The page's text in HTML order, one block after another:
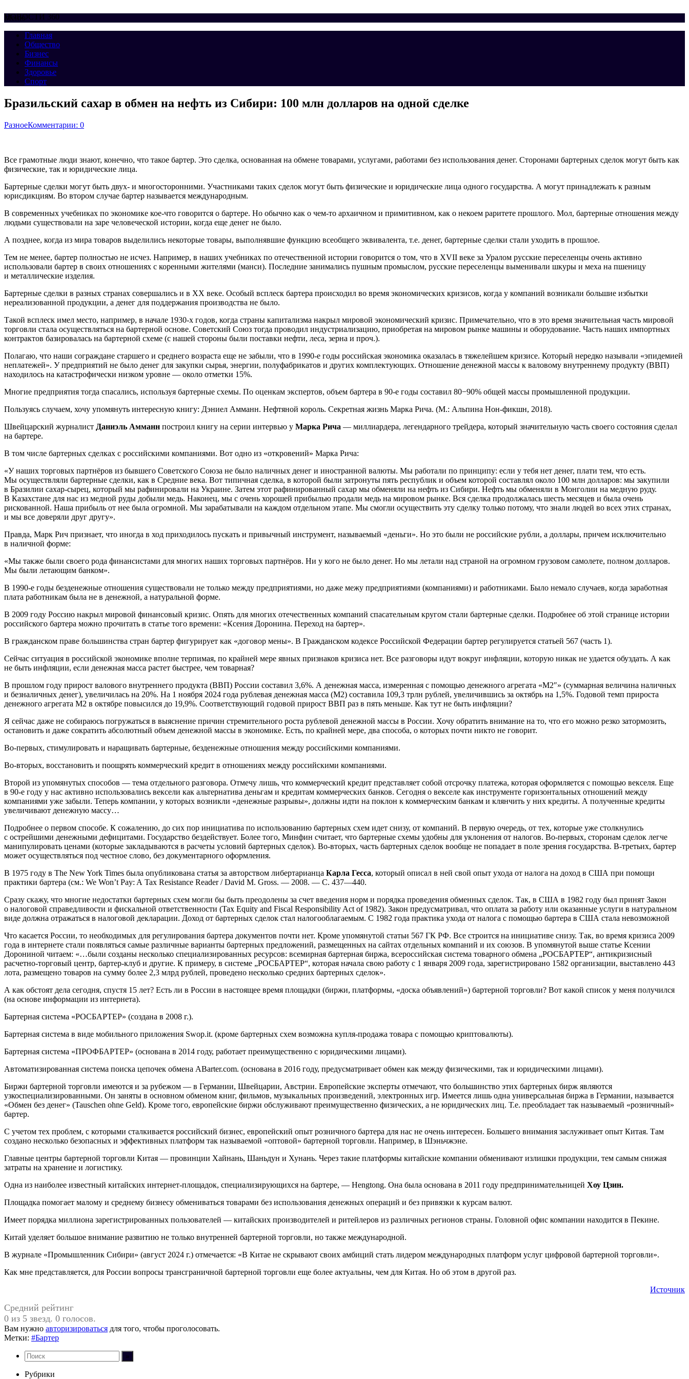
НОВОСТИ 360
Меню
Главная
Общество
Бизнес
Финансы
Здоровье
Спорт
Бразильский сахар в обмен на нефть из Сибири: 100 млн долларов на одной сделке
РазноеКомментарии: 0
Все грамотные люди знают, конечно, что такое бартер. Это сделка, основанная на обмене товарами, услугами, работами без использования денег. Сторонами бартерных сделок могут быть как
физические, так и юридические лица.
Бартерные сделки могут быть двух- и многосторонними. Участниками таких сделок могут быть физические и юридические лица одного государства. А могут принадлежать к разным
юрисдикциям. Во втором случае бартер называется международным.
В современных учебниках по экономике кое-что говорится о бартере. Но обычно как о чем-то архаичном и примитивном, как о некоем раритете прошлого. Мол, бартерные отношения между
людьми существовали на заре человеческой истории, когда еще денег не было.
А позднее, когда из мира товаров выделились некоторые товары, выполнявшие функцию всеобщего эквивалента, т.е. денег, бартерные сделки стали уходить в прошлое.
Тем не менее, бартер полностью не исчез. Например, в наших учебниках по отечественной истории говорится о том, что в XVII веке за Уралом русские переселенцы очень активно
использовали бартер в своих отношениях с коренными жителями (манси). Последние занимались пушным промыслом, русские переселенцы выменивали шкуры и меха на пшеницу
и металлические изделия.
Бартерные сделки в разных странах совершались и в ХХ веке. Особый всплеск бартера происходил во время экономических кризисов, когда у компаний возникали большие избытки
нереализованной продукции, а денег для поддержания производства не было.
Такой всплеск имел место, например, в начале 1930-х годов, когда страны капитализма накрыл мировой экономический кризис. Примечательно, что в это время значительная часть мировой
торговли стала осуществляться на бартерной основе. Советский Союз тогда проводил индустриализацию, приобретая на мировом рынке машины и оборудование. Часть наших импортных
контрактов базировалась на бартерной схеме (с нашей стороны были поставки нефти, леса, зерна и проч.).
Полагаю, что наши сограждане старшего и среднего возраста еще не забыли, что в 1990-е годы российская экономика оказалась в тяжелейшем кризисе. Который нередко называли «эпидемией
неплатежей». У предприятий не было денег для закупки сырья, энергии, полуфабрикатов и других комплектующих. Отношение денежной массы к валовому внутреннему продукту (ВВП)
находилось на катастрофически низком уровне — около отметки 15%.
Многие предприятия тогда спасались, используя бартерные схемы. По оценкам экспертов, объем бартера в 90-е годы составил 80−90% общей массы промышленной продукции.
Пользуясь случаем, хочу упомянуть интересную книгу: Дэниел Амманн. Нефтяной король. Секретная жизнь Марка Рича. (М.: Альпина Нон-фикшн, 2018).
Швейцарский журналист Даниэль Амманн построил книгу на серии интервью у Марка Рича — миллиардера, легендарного трейдера, который значительную часть своего состояния сделал
на бартере.
В том числе бартерных сделках с российскими компаниями. Вот одно из «откровений» Марка Рича:
«У наших торговых партнёров из бывшего Советского Союза не было наличных денег и иностранной валюты. Мы работали по принципу: если у тебя нет денег, плати тем, что есть.
Мы осуществляли бартерные сделки, как в Средние века. Вот типичная сделка, в которой были затронуты пять республик и объем которой составлял около 100 млн долларов: мы закупили
в Бразилии сахар-сырец, который мы рафинировали на Украине. Затем этот рафинированный сахар мы обменяли на нефть из Сибири. Нефть мы обменяли в Монголии на медную руду.
В Казахстане для нас из медной руды добыли медь. Наконец, мы с очень хорошей прибылью продали медь на мировом рынке. Вся сделка продолжалась шесть месяцев и была очень
рискованной. Наша прибыль от нее была огромной. Мы зарабатывали на каждом отдельном этапе. Мы смогли осуществить эту сделку только потому, что знали людей во всех этих странах,
и мы все доверяли друг другу».
Правда, Марк Рич признает, что иногда в ход приходилось пускать и привычный инструмент, называемый «деньги». Но это были не российские рубли, а доллары, причем исключительно
в наличной форме:
«Мы также были своего рода финансистами для многих наших торговых партнёров. Ни у кого не было денег. Но мы летали над страной на огромном грузовом самолете, полном долларов.
Мы были летающим банком».
В 1990-е годы безденежные отношения существовали не только между предприятиями, но даже межу предприятиями (компаниями) и работниками. Было немало случаев, когда заработная
плата работникам была не в денежной, а натуральной форме.
В 2009 году Россию накрыл мировой финансовый кризис. Опять для многих отечественных компаний спасательным кругом стали бартерные сделки. Подробнее об этой странице истории
российского бартера можно прочитать в статье того времени: «Ксения Доронина. Переход на бартер».
В гражданском праве большинства стран бартер фигурирует как «договор мены». В Гражданском кодексе Российской Федерации бартер регулируется статьей 567 (часть 1).
Сейчас ситуация в российской экономике вполне терпимая, по крайней мере явных признаков кризиса нет. Все разговоры идут вокруг инфляции, которую никак не удается обуздать. А как
не быть инфляции, если денежная масса растет быстрее, чем товарная?
В прошлом году прирост валового внутреннего продукта (ВВП) России составил 3,6%. А денежная масса, измеренная с помощью денежного агрегата «М2″» (суммарная величина наличных
и безналичных денег), увеличилась на 20%. На 1 ноября 2024 года рублевая денежная масса (М2) составила 109,3 трлн рублей, увеличившись за октябрь на 1,5%. Годовой темп прироста
денежного агрегата M2 в октябре повысился до 19,9%. Соответствующий годовой прирост ВВП раз в пять меньше. Как тут не быть инфляции?
Я сейчас даже не собираюсь погружаться в выяснение причин стремительного роста рублевой денежной массы в России. Хочу обратить внимание на то, что его можно резко затормозить,
остановить и даже сократить абсолютный объем денежной массы в экономике. Есть, по крайней мере, два способа, о которых почти никто не говорит.
Во-первых, стимулировать и наращивать бартерные, безденежные отношения между российскими компаниями.
Во-вторых, восстановить и поощрять коммерческий кредит в отношениях между российскими компаниями.
Второй из упомянутых способов — тема отдельного разговора. Отмечу лишь, что коммерческий кредит представляет собой отсрочку платежа, которая оформляется с помощью векселя. Еще
в 90-е году у нас активно использовались вексели как альтернатива деньгам и кредитам коммерческих банков. Сегодня о векселе как инструменте горизонтальных отношений между
компаниями уже забыли. Теперь компании, у которых возникли «денежные разрывы», должны идти на поклон к коммерческим банкам и клянчить у них кредиты. А полученные кредиты
увеличивают денежную массу…
Подробнее о первом способе. К сожалению, до сих пор инициатива по использованию бартерных схем идет снизу, от компаний. В первую очередь, от тех, которые уже столкнулись
с острейшими денежными дефицитами. Государство бездействует. Более того, Минфин считает, что бартерные схемы удобны для уклонения от налогов. Во-первых, сторонам сделок легче
манипулировать ценами (которые закладываются в расчеты условий бартерных сделок). Во-вторых, часть бартерных сделок вообще не попадает в поле зрения государства. В-третьих, бартер
может осуществляться под честное слово, без документарного оформления.
В 1975 году в The New York Times была опубликована статья за авторством либертарианца Карла Гесса, который описал в ней свой опыт ухода от налога на доход в США при помощи
практики бартера (см.: We Won’t Pay: A Tax Resistance Reader / David M. Gross. — 2008. — С. 437—440.
Сразу скажу, что многие недостатки бартерных схем могли бы быть преодолены за счет введения норм и порядка проведения обменных сделок. Так, в США в 1982 году был принят Закон
о налоговой справедливости и фискальной ответственности (Tax Equity and Fiscal Responsibility Act of 1982). Закон предусматривал, что оплата за работу или оказанные услуги в натуральном
виде должна отражаться в налоговой декларации. Доход от бартерных сделок стал налогооблагаемым. С 1982 года практика ухода от налога с помощью бартера в США стала невозможной
Что касается России, то необходимых для регулирования бартера документов почти нет. Кроме упомянутой статьи 567 ГК РФ. Все строится на инициативе снизу. Так, во время кризиса 2009
года в интернете стали появляться самые различные варианты бартерных предложений, размещенных на сайтах отдельных компаний и их союзов. В упомянутой выше статье Ксении
Дорониной читаем: «…были созданы несколько специализированных ресурсов: всемирная бартерная биржа, всероссийская система товарного обмена „РОСБАРТЕР“, антикризисный
расчетно-торговый центр, бартер-клуб и другие. К примеру, в системе „РОСБАРТЕР“, которая начала свою работу с 1 января 2009 года, зарегистрировано 1582 организации, выставлено 443
лота, размещено товаров на сумму более 2,3 млрд рублей, проведено несколько средних бартерных сделок».
А как обстоят дела сегодня, спустя 15 лет? Есть ли в России в настоящее время площадки (биржи, платформы, «доска объявлений») бартерной торговли? Вот какой список у меня получился
(на основе информации из интернета).
Бартерная система «РОСБАРТЕР» (создана в 2008 г.).
Бартерная система в виде мобильного приложения Swop.it. (кроме бартерных схем возможна купля-продажа товара с помощью криптовалюты).
Бартерная система «ПРОФБАРТЕР» (основана в 2014 году, работает преимущественно с юридическими лицами).
Автоматизированная система поиска цепочек обмена ABarter.com. (основана в 2016 году, предусматривает обмен как между физическими, так и юридическими лицами).
Биржи бартерной торговли имеются и за рубежом — в Германии, Швейцарии, Австрии. Европейские эксперты отмечают, что большинство этих бартерных бирж являются
узкоспециализированными. Он заняты в основном обменом книг, фильмов, музыкальных произведений, электронных игр. Имеется лишь одна универсальная биржа в Германии, называется
«Обмен без денег» (Tauschen ohne Geld). Кроме того, европейские биржи обслуживают преимущественно физических, а не юридических лиц. Т.е. преобладает так называемый «розничный»
бартер.
С учетом тех проблем, с которыми сталкивается российский бизнес, европейский опыт розничного бартера для нас не очень интересен. Большего внимания заслуживает опыт Китая. Там
создано несколько безопасных и эффективных платформ так называемой «оптовой» бартерной торговли. Например, в Шэньчжэне.
Главные центры бартерной торговли Китая — провинции Хайнань, Шаньдун и Хунань. Через такие платформы китайские компании обменивают излишки продукции, тем самым снижая
затраты на хранение и логистику.
Одна из наиболее известный китайских интернет-площадок, специализирующихся на бартере, — Hengtong. Она была основана в 2011 году предпринимательницей Хоу Цзин.
Площадка помогает малому и среднему бизнесу обмениваться товарами без использования денежных операций и без привязки к курсам валют.
Имеет порядка миллиона зарегистрированных пользователей — китайских производителей и ритейлеров из различных регионов страны. Головной офис компании находится в Пекине.
Китай уделяет большое внимание развитию не только внутренней бартерной торговли, но также международной.
В журнале «Промышленник Сибири» (август 2024 г.) отмечается: «В Китае не скрывают своих амбиций стать лидером международных платформ услуг цифровой бартерной торговли».
Как мне представляется, для России вопросы трансграничной бартерной торговли еще более актуальны, чем для Китая. Но об этом в другой раз.
Источник
Средний рейтинг
0 из 5 звезд. 0 голосов.
Вам нужно авторизироваться для того, чтобы проголосовать.
Метки: #Бартер
Рубрики